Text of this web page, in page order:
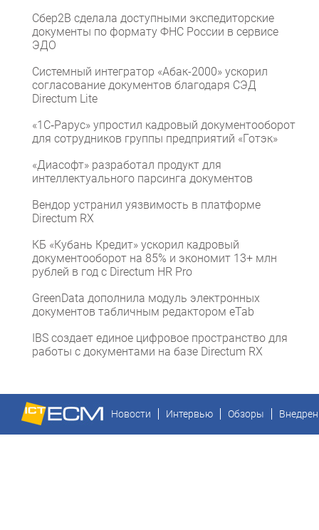
Сбер2B сделала доступными экспедиторские
документы по формату ФНС России в сервисе
ЭДО
Системный интегратор «Абак-2000» ускорил
согласование документов благодаря СЭД
Directum Lite
«1С‑Рарус» упростил кадровый документооборот
для сотрудников группы предприятий «Готэк»
«Диасофт» разработал продукт для
интеллектуального парсинга документов
Вендор устранил уязвимость в платформе
Directum RX
КБ «Кубань Кредит» ускорил кадровый
документооборот на 85% и экономит 13+ млн
рублей в год с Directum HR Pro
GreenData дополнила модуль электронных
документов табличным редактором eTab
IBS создает единое цифровое пространство для
работы с документами на базе Directum RX
Новости Интервью Обзоры